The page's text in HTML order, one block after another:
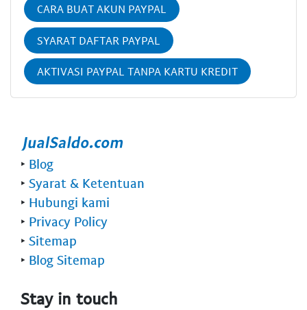
CARA BUAT AKUN PAYPAL
SYARAT DAFTAR PAYPAL
AKTIVASI PAYPAL TANPA KARTU KREDIT
‣ Blog
‣ Syarat & Ketentuan
‣ Hubungi kami
‣ Privacy Policy
‣ Sitemap
‣ Blog Sitemap
Stay in touch